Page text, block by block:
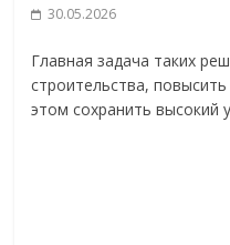
30.05.2026
Главная задача таких
строительства,
этом сохранить высокий